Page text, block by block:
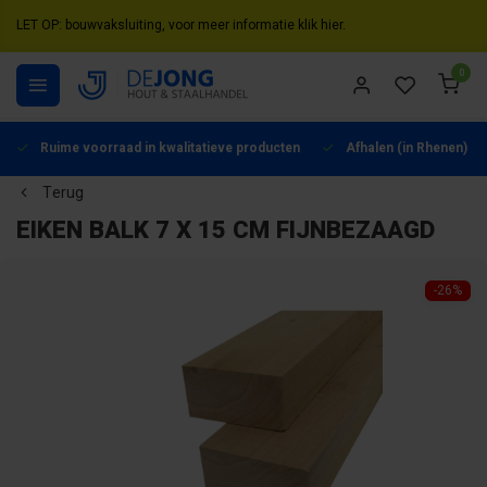
LET OP: bouwvaksluiting, voor meer informatie klik hier.
0
Ruime voorraad in kwalitatieve producten Afhalen (in Rhenen)
Terug
EIKEN BALK 7 X 15 CM FIJNBEZAAGD
-26%